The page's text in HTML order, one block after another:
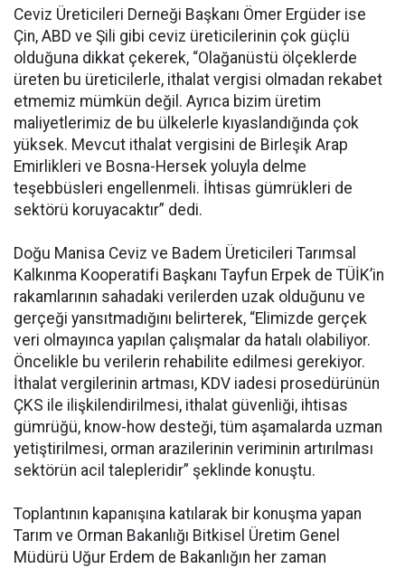
Ceviz Üreticileri Derneği Başkanı Ömer Ergüder ise
Çin, ABD ve Şili gibi ceviz üreticilerinin çok güçlü
olduğuna dikkat çekerek, “Olağanüstü ölçeklerde
üreten bu üreticilerle, ithalat vergisi olmadan rekabet
etmemiz mümkün değil. Ayrıca bizim üretim
maliyetlerimiz de bu ülkelerle kıyaslandığında çok
yüksek. Mevcut ithalat vergisini de Birleşik Arap
Emirlikleri ve Bosna-Hersek yoluyla delme
teşebbüsleri engellenmeli. İhtisas gümrükleri de
sektörü koruyacaktır” dedi.
Doğu Manisa Ceviz ve Badem Üreticileri Tarımsal
Kalkınma Kooperatifi Başkanı Tayfun Erpek de TÜİK’in
rakamlarının sahadaki verilerden uzak olduğunu ve
gerçeği yansıtmadığını belirterek, “Elimizde gerçek
veri olmayınca yapılan çalışmalar da hatalı olabiliyor.
Öncelikle bu verilerin rehabilite edilmesi gerekiyor.
İthalat vergilerinin artması, KDV iadesi prosedürünün
ÇKS ile ilişkilendirilmesi, ithalat güvenliği, ihtisas
gümrüğü, know-how desteği, tüm aşamalarda uzman
yetiştirilmesi, orman arazilerinin veriminin artırılması
sektörün acil talepleridir” şeklinde konuştu.
Toplantının kapanışına katılarak bir konuşma yapan
Tarım ve Orman Bakanlığı Bitkisel Üretim Genel
Müdürü Uğur Erdem de Bakanlığın her zaman